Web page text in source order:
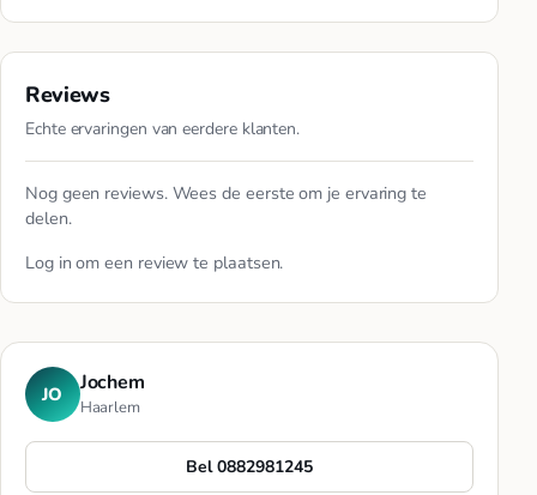
Reviews
Echte ervaringen van eerdere klanten.
Nog geen reviews. Wees de eerste om je ervaring te
delen.
Log in om een review te plaatsen.
JO Jochem
Haarlem
Bel 0882981245